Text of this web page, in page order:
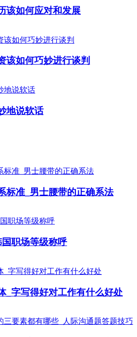
该如何应对和发展
该如何巧妙进行谈判
地说软话
标准_男士腰带的正确系法
职场等级称呼
_字写得好对工作有什么好处